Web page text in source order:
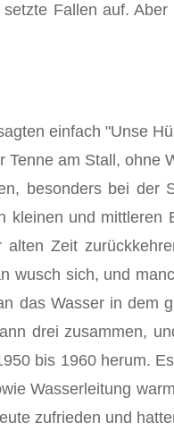
Fallen auf.
einfach "Unse
am Stall, ohne
besonders bei
und
Zeit
sich, und
das Wasser in dem
drei zusammen,
bis 1960 herum.
Wasserleitung
zufrieden und